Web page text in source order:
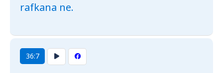
rafkana ne.
36:7